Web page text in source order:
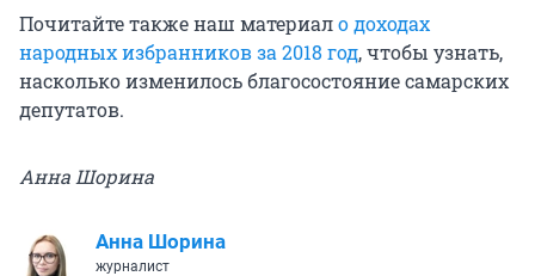
Почитайте также наш материало доходах
народных избранников за 2018 год, чтобы узнать,
насколько изменилось благосостояние самарских
депутатов.
Анна Шорина
Анна Шорина
журналист